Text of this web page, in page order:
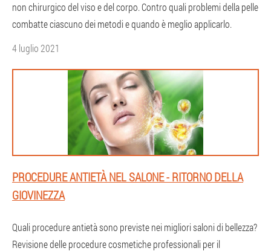
non chirurgico del viso e del corpo. Contro quali problemi della pelle
combatte ciascuno dei metodi e quando è meglio applicarlo.
4 luglio 2021
PROCEDURE ANTIETÀ NEL SALONE - RITORNO DELLA
GIOVINEZZA
Quali procedure antietà sono previste nei migliori saloni di bellezza?
Revisione delle procedure cosmetiche professionali per il